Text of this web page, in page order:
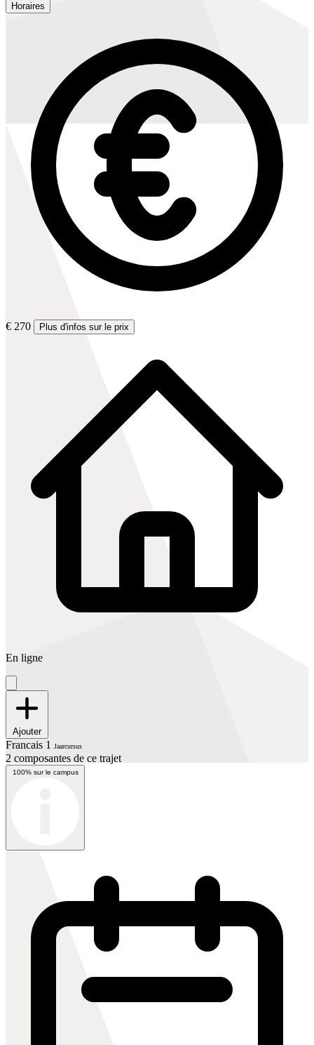
Horaires
€ 270 Plus d'infos sur le prix
En ligne
Ajouter
Francais 1 Jaarcursus
2 composantes de ce trajet
100% sur le campus